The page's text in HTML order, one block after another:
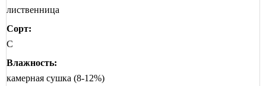
лиственница
Сорт:
C
Влажность:
камерная сушка (8-12%)